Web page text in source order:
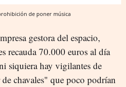
de poner música
gestora del espacio,
recauda 70.000 euros al día
siquiera hay vigilantes de
chavales" que poco podrían